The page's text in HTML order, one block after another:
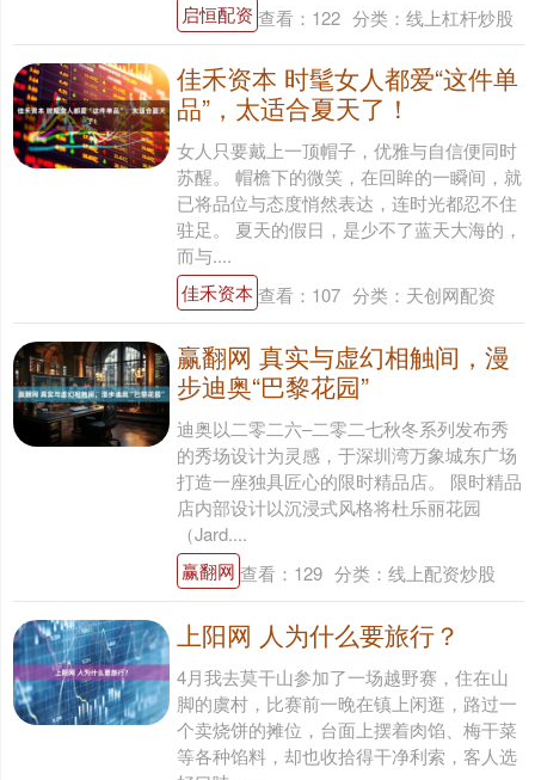
启恒配资 查看： 122 分类： 线上杠杆炒股
佳禾资本 时髦女人都爱“这件单
品”，太适合夏天了！
女人只要戴上一顶帽子，优雅与自信便同时
苏醒。 帽檐下的微笑，在回眸的一瞬间，就
已将品位与态度悄然表达，连时光都忍不住
驻足。 夏天的假日，是少不了蓝天大海的，
而与....
佳禾资本 查看： 107 分类： 天创网配资
赢翻网 真实与虚幻相触间，漫
步迪奥“巴黎花园”
迪奥以二零二六–二零二七秋冬系列发布秀
的秀场设计为灵感，于深圳湾万象城东广场
打造一座独具匠心的限时精品店。 限时精品
店内部设计以沉浸式风格将杜乐丽花园
（Jard....
赢翻网 查看： 129 分类： 线上配资炒股
上阳网 人为什么要旅行？
4月我去莫干山参加了一场越野赛，住在山
脚的虞村，比赛前一晚在镇上闲逛，路过一
个卖烧饼的摊位，台面上摆着肉馅、梅干菜
等各种馅料，却也收拾得干净利索，客人选